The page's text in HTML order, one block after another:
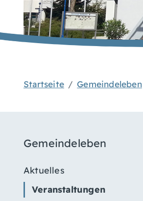
Startseite Gemeindeleben
Gemeindeleben
Aktuelles
Veranstaltungen